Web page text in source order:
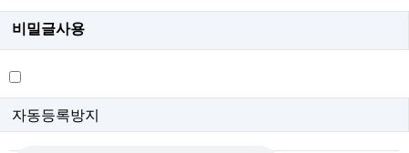
비밀글사용
자동등록방지